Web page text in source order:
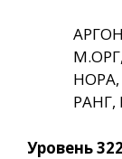
Уровень